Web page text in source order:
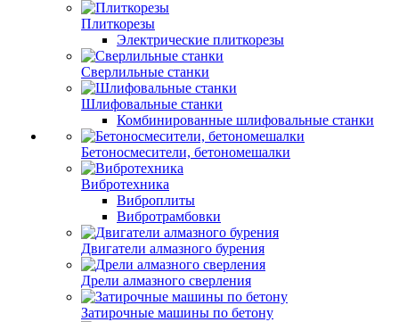
Плиткорезы
Электрические плиткорезы
Сверлильные станки
Шлифовальные станки
Комбинированные шлифовальные станки
Бетоносмесители, бетономешалки
Вибротехника
Виброплиты
Вибротрамбовки
Двигатели алмазного бурения
Дрели алмазного сверления
Затирочные машины по бетону